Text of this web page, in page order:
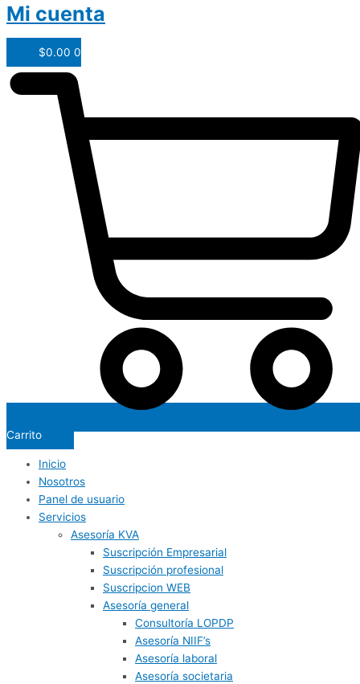
Mi cuenta
$0.00 0
Carrito
Inicio
Nosotros
Panel de usuario
Servicios
Asesoría KVA
Suscripción Empresarial
Suscripción profesional
Suscripcion WEB
Asesoría general
Consultoría LOPDP
Asesoría NIIF’s
Asesoría laboral
Asesoría societaria